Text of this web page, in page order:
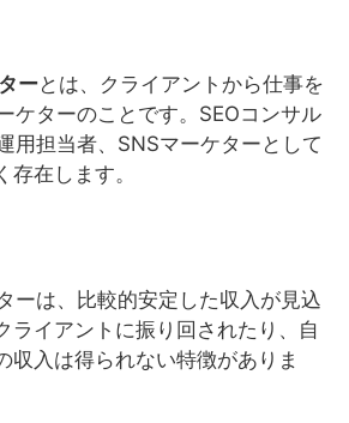
ーとは、クライアントから仕事を
ケターのことです。SEOコンサル
用担当者、SNSマーケターとして
在します。
ーは、比較的安定した収入が見込
ライアントに振り回されたり、自
収入は得られない特徴がありま